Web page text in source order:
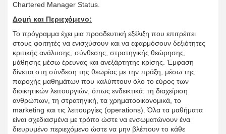
Chartered Manager Status.
Δομή και Περιεχόμενο:
Το πρόγραμμα έχει μια προοδευτική εξέλιξη που επιτρέπει
στους φοιτητές να ενισχύσουν και να εφαρμόσουν δεξιότητες
κριτικής ανάλυσης, σύνθεσης, στρατηγικής θεώρησης,
μάθησης μέσω έρευνας και ανεξάρτητης κρίσης. Έμφαση
δίνεται στη σύνδεση της θεωρίας με την πράξη, μέσω της
παροχής μαθημάτων που καλύπτουν όλο το εύρος των
διοικητικών λειτουργιών, όπως ενδεικτικά: τη διαχείριση
ανθρώπων, τη στρατηγική, τα χρηματοοικονομικά, το
marketing και τις λειτουργίες (operations). Όλα τα μαθήματα
είναι σχεδιασμένα με τρόπο ώστε να ενσωματώνουν ένα
διευρυμένο περιεχόμενο ώστε να μην βλέπουν το κάθε